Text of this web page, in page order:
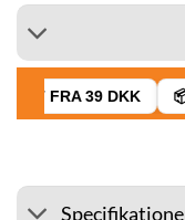
FRA 39 DKK